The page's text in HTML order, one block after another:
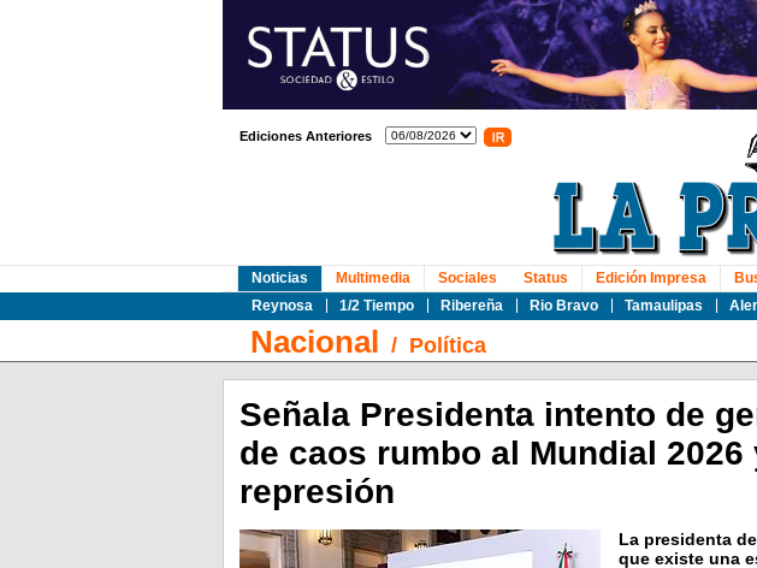
Ediciones Anteriores
Noticias
Reynosa
1/2 Tiempo Ribereña Rio Bravo Tamaulipas
Multimedia Sociales Status Edición Impresa
Nacional / Política
Señala Presidenta intento de
de caos rumbo al Mundial 2026
represión
La presidenta
que existe una